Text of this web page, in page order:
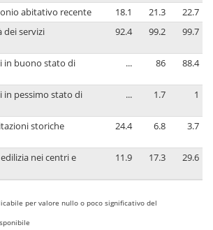
abitativo recente 18.1 21.3
22.7
dei servizi
92.4 99.2 99.7
in buono stato di
... 86 88.4
in pessimo stato di
... 1.7 1
storiche
24.4 6.8 3.7
nei centri e
11.9 17.3 29.6
per valore nullo o poco significativo del